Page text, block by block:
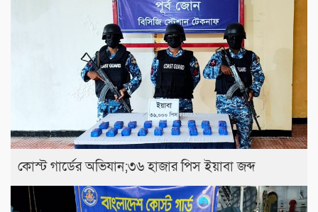
কোস্ট গার্ডের অভিযান;৩৬ হাজার পিস ইয়াবা জব্দ